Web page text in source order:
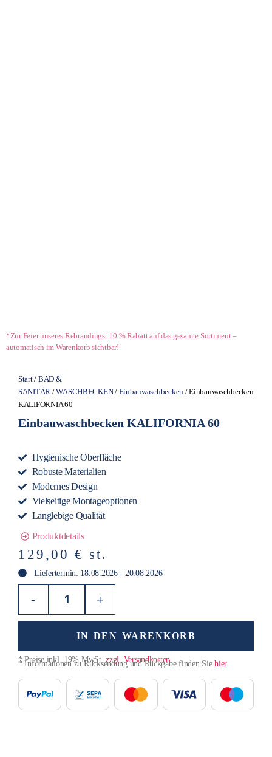
*Zur Feier unseres Rebrandings: 10 % Rabatt auf das gesamte Sortiment –
automatisch im Warenkorb sichtbar!
Start/ BAD &
SANITÄR /WASCHBECKEN/ Einbauwaschbecken / Einbauwaschbecken
KALIFORNIA 60
Einbauwaschbecken KALIFORNIA 60
Hygienische Oberfläche
Robuste Materialien
Modernes Design
Vielseitige Montageoptionen
Langlebige Qualität
Produktdetails
129,00 € st.
Liefertermin: 18.08.2026 - 20.08.2026
- +
IN DEN WARENKORB
* Preise inkl. 19% MwSt.zzgl. Versandkosten
* Informationen zu Rücksendung und Rückgabe finden Siehier.